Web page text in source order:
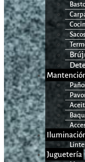
Sacos
Juguetería